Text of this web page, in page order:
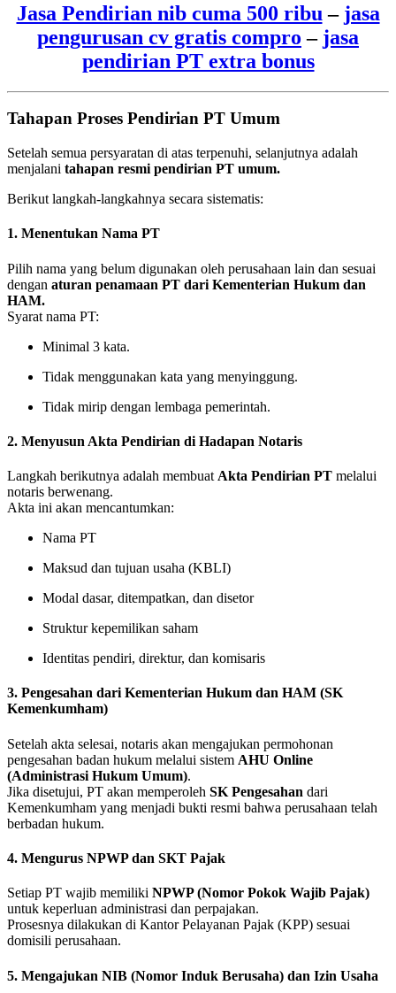
Jasa Pendirian nib cuma 500 ribu – jasa
pengurusan cv gratis compro – jasa
pendirian PT extra bonus
Tahapan Proses Pendirian PT Umum
Setelah semua persyaratan di atas terpenuhi, selanjutnya adalah
menjalani tahapan resmi pendirian PT umum.
Berikut langkah-langkahnya secara sistematis:
1. Menentukan Nama PT
Pilih nama yang belum digunakan oleh perusahaan lain dan sesuai
dengan aturan penamaan PT dari Kementerian Hukum dan
HAM.
Syarat nama PT:
Minimal 3 kata.
Tidak menggunakan kata yang menyinggung.
Tidak mirip dengan lembaga pemerintah.
2. Menyusun Akta Pendirian di Hadapan Notaris
Langkah berikutnya adalah membuat Akta Pendirian PT melalui
notaris berwenang.
Akta ini akan mencantumkan:
Nama PT
Maksud dan tujuan usaha (KBLI)
Modal dasar, ditempatkan, dan disetor
Struktur kepemilikan saham
Identitas pendiri, direktur, dan komisaris
3. Pengesahan dari Kementerian Hukum dan HAM (SK
Kemenkumham)
Setelah akta selesai, notaris akan mengajukan permohonan
pengesahan badan hukum melalui sistem AHU Online
(Administrasi Hukum Umum).
Jika disetujui, PT akan memperoleh SK Pengesahan dari
Kemenkumham yang menjadi bukti resmi bahwa perusahaan telah
berbadan hukum.
4. Mengurus NPWP dan SKT Pajak
Setiap PT wajib memiliki NPWP (Nomor Pokok Wajib Pajak)
untuk keperluan administrasi dan perpajakan.
Prosesnya dilakukan di Kantor Pelayanan Pajak (KPP) sesuai
domisili perusahaan.
5. Mengajukan NIB (Nomor Induk Berusaha) dan Izin Usaha